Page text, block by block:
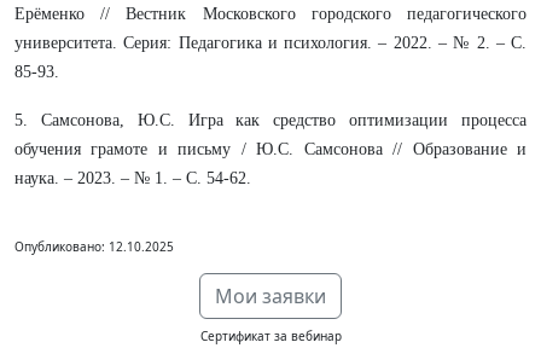
Ерёменко // Вестник Московского городского педагогического
университета. Серия: Педагогика и психология. – 2022. – № 2. – С.
85-93.
5. Самсонова, Ю.С. Игра как средство оптимизации процесса
обучения грамоте и письму / Ю.С. Самсонова // Образование и
наука. – 2023. – № 1. – С. 54-62.
Опубликовано: 12.10.2025
Мои заявки
Сертификат за вебинар